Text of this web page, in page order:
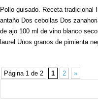
Pollo guisado. Receta tradicional
antaño Dos cebollas Dos
de ajo 100 ml de vino blanco
laurel Unos granos de pimienta
Página 1 de 2 1 2 »